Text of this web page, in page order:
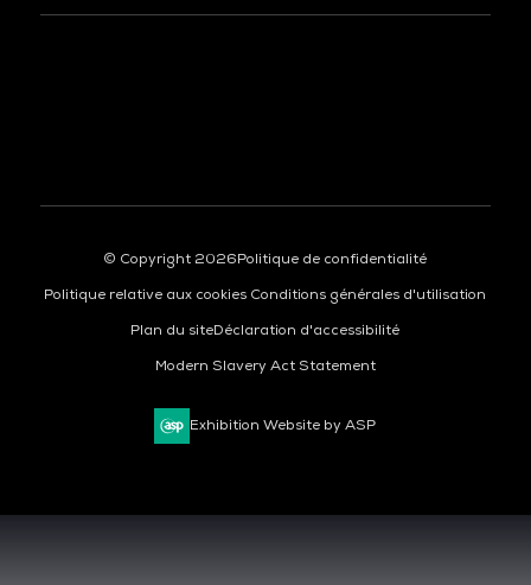
© Copyright 2026Politique de confidentialité
Politique relative aux cookies Conditions générales d'utilisation
Plan du siteDéclaration d'accessibilité
Modern Slavery Act Statement
Exhibition Website by ASP